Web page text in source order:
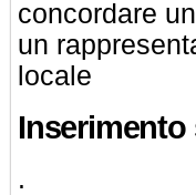
concordare
un
locale
Inserimento
.